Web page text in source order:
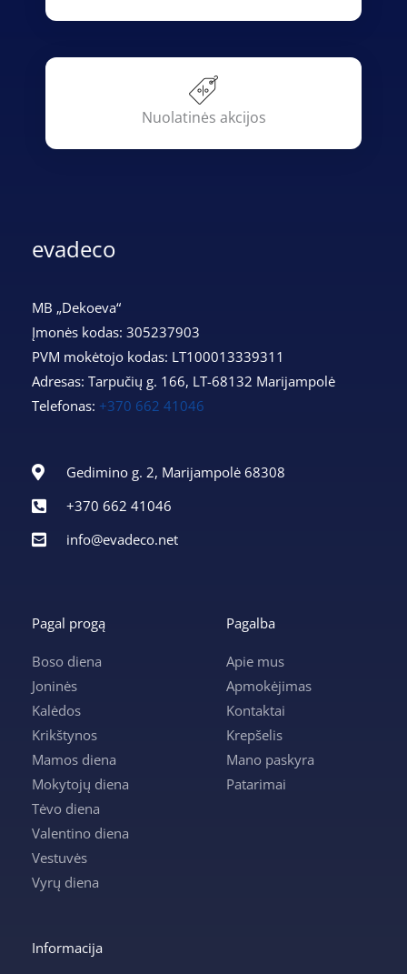
Nuolatinės akcijos
evadeco
MB „Dekoeva“
Įmonės kodas: 305237903
PVM mokėtojo kodas: LT100013339311
Adresas: Tarpučių g. 166, LT-68132 Marijampolė
Telefonas: +370 662 41046
Gedimino g. 2, Marijampolė 68308
+370 662 41046
info@evadeco.net
Pagal progą
Boso diena
Joninės
Kalėdos
Krikštynos
Mamos diena
Mokytojų diena
Tėvo diena
Valentino diena
Vestuvės
Vyrų diena
Pagalba
Apie mus
Apmokėjimas
Kontaktai
Krepšelis
Mano paskyra
Patarimai
Informacija